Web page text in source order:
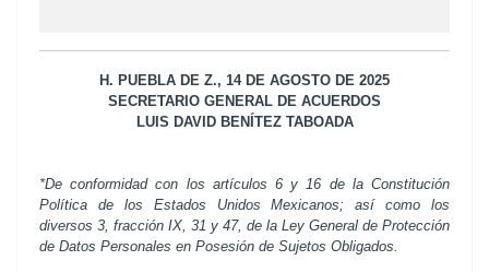
H. PUEBLA DE Z., 14 DE AGOSTO DE 2025
SECRETARIO GENERAL DE ACUERDOS
LUIS DAVID BENÍTEZ TABOADA
*De conformidad con los artículos 6 y 16 de la Constitución
Política de los Estados Unidos Mexicanos; así como los
diversos 3, fracción IX, 31 y 47, de la Ley General de Protección
de Datos Personales en Posesión de Sujetos Obligados.